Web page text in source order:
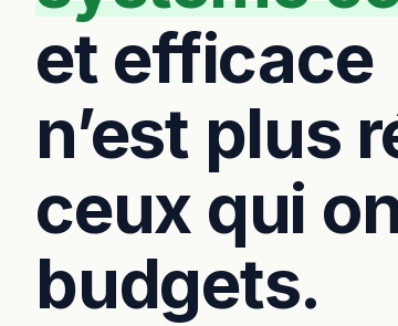
et efficace
n’est plus
ceux qui
budgets.